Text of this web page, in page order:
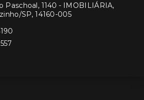
Paschoal, 1140 - IMOBILIÁRIA,
SP, 14160-005